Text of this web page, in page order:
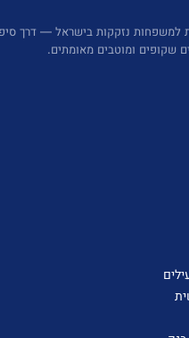
למשפחות נזקקות בישראל — דרך
שקופים ומוטבים מאומתים.